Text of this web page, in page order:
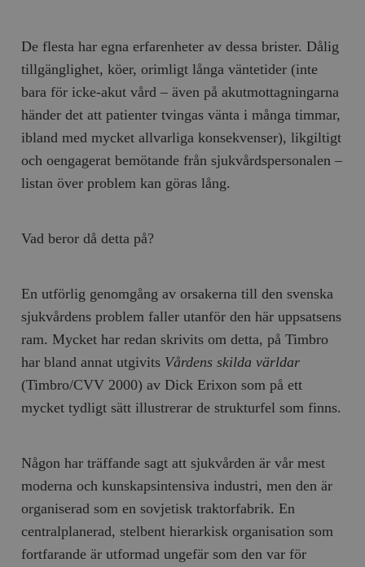
De flesta har egna erfarenheter av dessa brister. Dålig
tillgänglighet, köer, orimligt långa väntetider (inte
bara för icke-akut vård – även på akutmottagningarna
händer det att patienter tvingas vänta i många timmar,
ibland med mycket allvarliga konsekvenser), likgiltigt
och oengagerat bemötande från sjukvårdspersonalen –
listan över problem kan göras lång.
Vad beror då detta på?
En utförlig genomgång av orsakerna till den svenska
sjukvårdens problem faller utanför den här uppsatsens
ram. Mycket har redan skrivits om detta, på Timbro
har bland annat utgivits Vårdens skilda världar
(Timbro/CVV 2000) av Dick Erixon som på ett
mycket tydligt sätt illustrerar de strukturfel som finns.
Någon har träffande sagt att sjukvården är vår mest
moderna och kunskapsintensiva industri, men den är
organiserad som en sovjetisk traktorfabrik. En
centralplanerad, stelbent hierarkisk organisation som
fortfarande är utformad ungefär som den var för